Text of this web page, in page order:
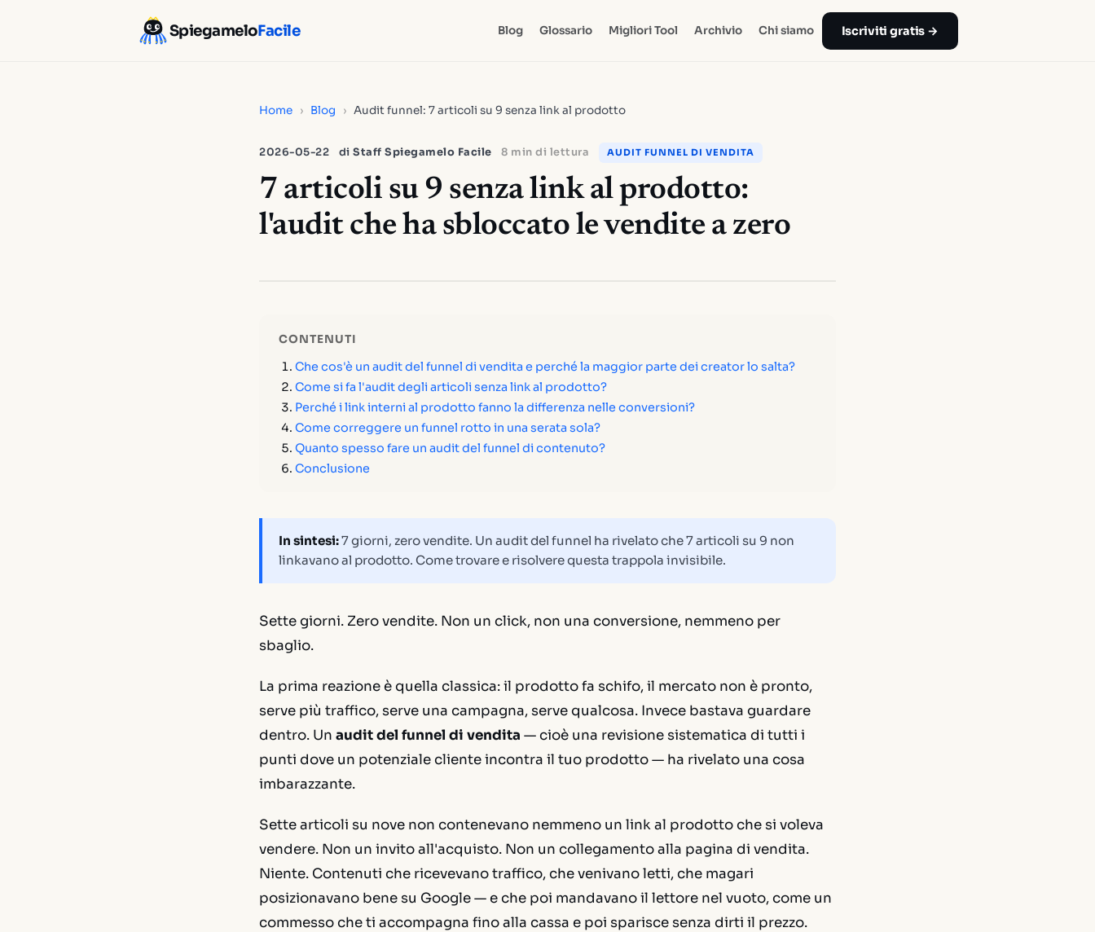
SpiegameloFacile Blog Glossario Migliori Tool Archivio Chi siamo Iscriviti gratis →
Home › Blog › Audit funnel: 7 articoli su 9 senza link al prodotto
2026-05-22 di Staff Spiegamelo Facile 8 min di lettura AUDIT FUNNEL DI VENDITA
7 articoli su 9 senza link al prodotto:
l'audit che ha sbloccato le vendite a zero
CONTENUTI
Che cos'è un audit del funnel di vendita e perché la maggior parte dei creator lo salta?
Come si fa l'audit degli articoli senza link al prodotto?
Perché i link interni al prodotto fanno la differenza nelle conversioni?
Come correggere un funnel rotto in una serata sola?
Quanto spesso fare un audit del funnel di contenuto?
Conclusione
In sintesi:7 giorni, zero vendite. Un audit del funnel ha rivelato che 7 articoli su 9 non
linkavano al prodotto. Come trovare e risolvere questa trappola invisibile.
Sette giorni. Zero vendite. Non un click, non una conversione, nemmeno per
sbaglio.
La prima reazione è quella classica: il prodotto fa schifo, il mercato non è pronto,
serve più traffico, serve una campagna, serve qualcosa. Invece bastava guardare
dentro. Un audit del funnel di vendita — cioè una revisione sistematica di tutti i
punti dove un potenziale cliente incontra il tuo prodotto — ha rivelato una cosa
imbarazzante.
Sette articoli su nove non contenevano nemmeno un link al prodotto che si voleva
vendere. Non un invito all'acquisto. Non un collegamento alla pagina di vendita.
Niente. Contenuti che ricevevano traffico, che venivano letti, che magari
posizionavano bene su Google — e che poi mandavano il lettore nel vuoto, come un
commesso che ti accompagna fino alla cassa e poi sparisce senza dirti il prezzo.